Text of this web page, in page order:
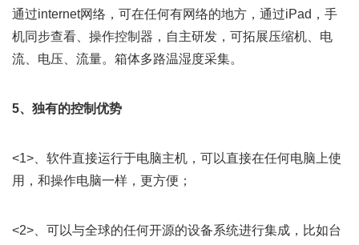
通过internet网络，可在任何有网络的地方，通过iPad，手
机同步查看、操作控制器，自主研发，可拓展压缩机、电
流、电压、流量。箱体多路温湿度采集。
5、独有的控制优势
<1>、软件直接运行于电脑主机，可以直接在任何电脑上使
用，和操作电脑一样，更方便；
<2>、可以与全球的任何开源的设备系统进行集成，比如台